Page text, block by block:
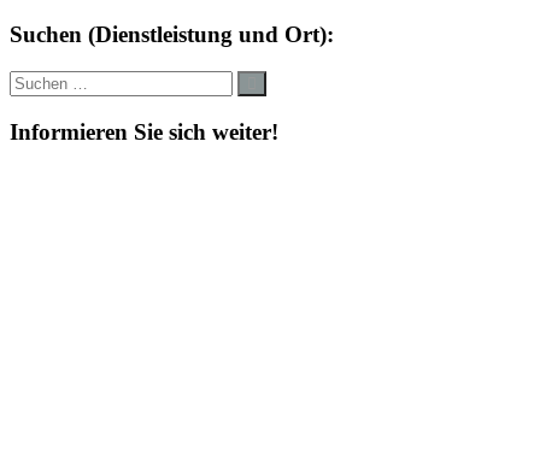
Suchen (Dienstleistung und Ort):
Suche
nach:
Informieren Sie sich weiter!